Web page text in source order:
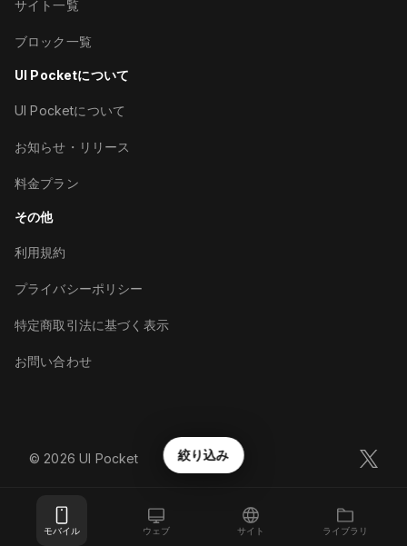
モバイル ウェブ サイト ライブラリ
絞り込み
サイト一覧
ブロック一覧
UI Pocketについて
UI Pocketについて
お知らせ・リリース
料金プラン
その他
利用規約
プライバシーポリシー
特定商取引法に基づく表示
お問い合わせ
©︎ 2026 UI Pocket